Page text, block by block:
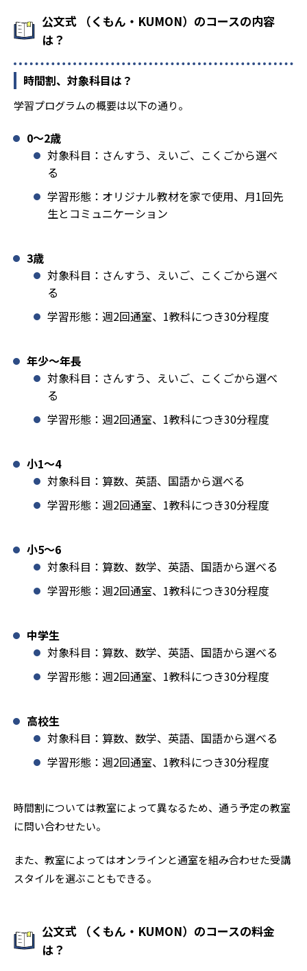
公文式 （くもん・KUMON）のコースの内容
は？
時間割、対象科目は？
学習プログラムの概要は以下の通り。
0〜2歳
対象科目：さんすう、えいご、こくごから選べ
る
学習形態：オリジナル教材を家で使用、月1回先
生とコミュニケーション
3歳
対象科目：さんすう、えいご、こくごから選べ
る
学習形態：週2回通室、1教科につき30分程度
年少〜年長
対象科目：さんすう、えいご、こくごから選べ
る
学習形態：週2回通室、1教科につき30分程度
小1️〜4
対象科目：算数、英語、国語から選べる
学習形態：週2回通室、1教科につき30分程度
小5〜6
対象科目：算数、数学、英語、国語から選べる
学習形態：週2回通室、1教科につき30分程度
中学生
対象科目：算数、数学、英語、国語から選べる
学習形態：週2回通室、1教科につき30分程度
高校生
対象科目：算数、数学、英語、国語から選べる
学習形態：週2回通室、1教科につき30分程度
時間割については教室によって異なるため、通う予定の教室
に問い合わせたい。
また、教室によってはオンラインと通室を組み合わせた受講
スタイルを選ぶこともできる。
公文式 （くもん・KUMON）のコースの料金
は？